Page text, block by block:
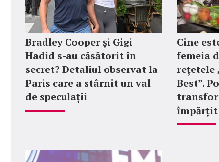
Bradley Cooper și Gigi
Hadid s-au căsătorit în
secret? Detaliul observat la
Paris care a stârnit un val
de speculații
Cine
femeia
rețetele
Best”.